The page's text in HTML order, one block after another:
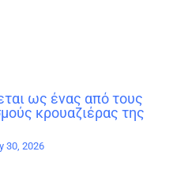
ως ένας από τους
κρουαζιέρας της
30, 2026